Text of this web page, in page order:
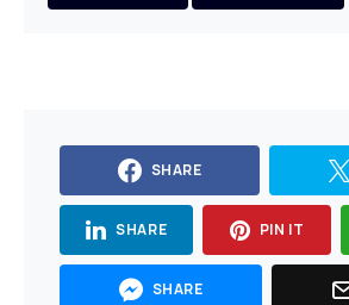
SHARE
SHARE PIN IT
SHARE